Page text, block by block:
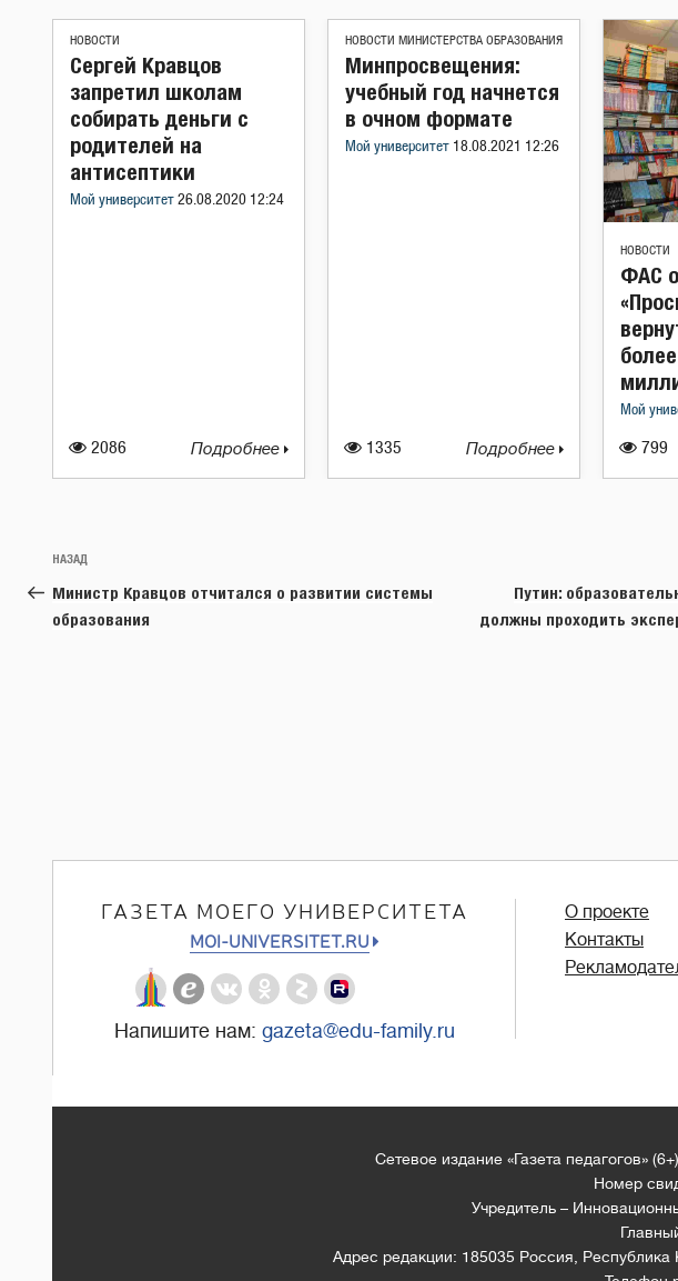
НОВОСТИ
2086
Сергей Кравцов
запретил школам
собирать деньги с
родителей на
антисептики
Мой университет 26.08.2020 12:24
Подробнее
НОВОСТИ МИНИСТЕРСТВА ОБРАЗОВАНИЯ
1335
Минпросвещения:
учебный год начнется
в очном формате
Мой университет 18.08.2021 12:26
Подробнее
НОВОСТИ
799
ФАС
Мой
Навигация
по
записям
Предыдущая
запись:
НАЗАД
Министр Кравцов отчитался о развитии системы
образования
Путин:
должны проходить
ГАЗЕТА МОЕГО УНИВЕРСИТЕТА
MOI-UNIVERSITET.RU
Напишите нам: gazeta@edu-family.ru
О проекте
Контакты
Сетевое издание «Газета педагогов»
Номер
Учредитель –
Адрес редакции: 185035 Россия, Республика